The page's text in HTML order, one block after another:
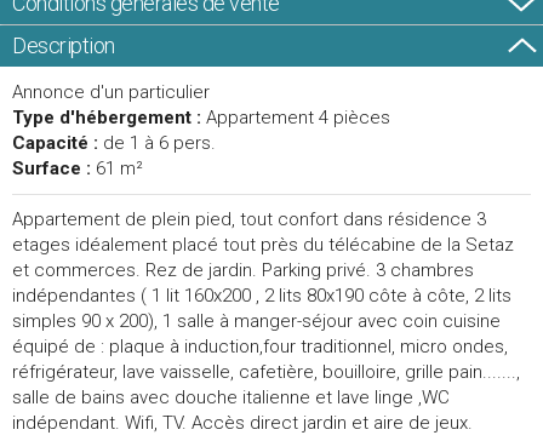
Description
Annonce d'un particulier
Type d'hébergement : Appartement 4 pièces
Capacité : de 1 à 6 pers.
Surface : 61 m²
Appartement de plein pied, tout confort dans résidence 3
etages idéalement placé tout près du télécabine de la Setaz
et commerces. Rez de jardin. Parking privé. 3 chambres
indépendantes ( 1 lit 160x200 , 2 lits 80x190 côte à côte, 2 lits
simples 90 x 200), 1 salle à manger-séjour avec coin cuisine
équipé de : plaque à induction,four traditionnel, micro ondes,
réfrigérateur, lave vaisselle, cafetière, bouilloire, grille pain.......,
salle de bains avec douche italienne et lave linge ,WC
indépendant. Wifi, TV. Accès direct jardin et aire de jeux.